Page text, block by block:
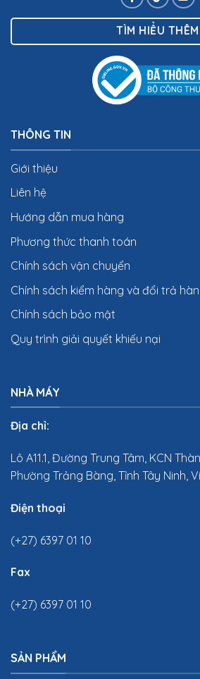
TÌM HIỂU THÊM
THÔNG TIN
Giới thiệu
Liên hệ
Hướng dẫn mua hàng
Phương thức thanh toán
Chính sách vận chuyển
Chính sách kiểm hàng và đổi trả
Chính sách bảo mật
Quy trình giải quyết khiếu nại
NHÀ MÁY
Địa chỉ:
Lô A11.1, Đường Trung Tâm, KCN
Phường Trảng Bàng, Tỉnh Tây Ninh,
Điện thoại
(+27) 6397 01 10
Fax
(+27) 6397 01 10
SẢN PHẨM